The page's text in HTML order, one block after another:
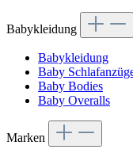
Babykleidung
Babykleidung
Baby
Baby Bodies
Baby Overalls
Marken